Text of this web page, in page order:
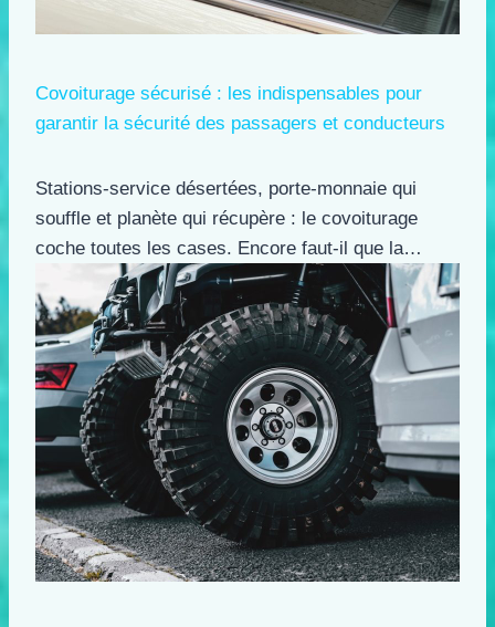
Covoiturage sécurisé : les indispensables pour
garantir la sécurité des passagers et conducteurs
Stations-service désertées, porte-monnaie qui
souffle et planète qui récupère : le covoiturage
coche toutes les cases. Encore faut-il que la…